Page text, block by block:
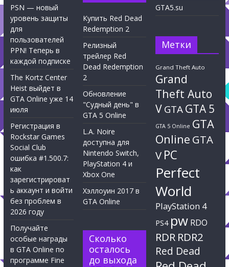
PSN — новый
уровень защиты
для
пользователей
PPN! Теперь в
каждой подписке
The Kortz Center
Heist выйдет в
GTA Online уже 14
июля
Регистрация в
Rockstar Games
Social Club
ошибка #1.500.7:
как
зарегистрироват
ь аккаунт и войти
без проблем в
2026 году
Получайте
особые награды
в GTA Online по
программе Fine
Купить Red Dead
Redemption 2
Релизный
трейлер Red
Dead Redemption
2
Обновление
"Судный день" в
GTA 5 Online
L.A. Noire
доступна для
Nintendo Switch,
PlayStation 4 и
Xbox One
Хэллоуин 2017 в
GTA Online
Сколько
осталось
до выхода
GTA5.su
Метки
Grand Theft Auto
Grand
Theft Auto
VGTAGTA 5
GTA 5 Online GTA
Online GTA
V PC
Perfect
World
PlayStation 4
PS4 pw RDO
RDR RDR2
Red Dead